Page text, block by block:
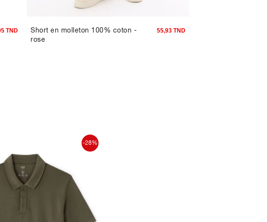
TND
Short en molleton 100% coton -
rose
55,93 TND
-28%